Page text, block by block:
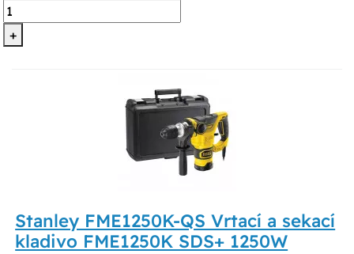
+
Stanley FME1250K-QS Vrtací a sekací
kladivo FME1250K SDS+ 1250W